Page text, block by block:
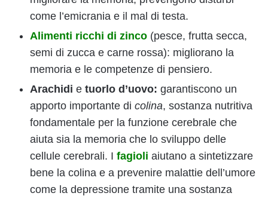
come l’emicrania e il mal di testa.
Alimenti ricchi di zinco (pesce, frutta secca,
semi di zucca e carne rossa): migliorano la
memoria e le competenze di pensiero.
Arachidi e tuorlo d’uovo: garantiscono un
apporto importante di colina, sostanza nutritiva
fondamentale per la funzione cerebrale che
aiuta sia la memoria che lo sviluppo delle
cellule cerebrali. I fagioli aiutano a sintetizzare
bene la colina e a prevenire malattie dell’umore
come la depressione tramite una sostanza